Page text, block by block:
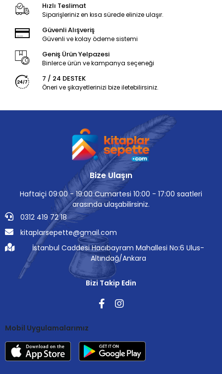
Hızlı Teslimat
Siparişleriniz en kısa sürede elinize ulaşır.
Güvenli Alışveriş
Güvenli ve kolay ödeme sistemi
Geniş Ürün Yelpazesi
Binlerce ürün ve kampanya seçeneği
7 / 24 DESTEK
Öneri ve şikayetlerinizi bize iletebilirsiniz.
Bize Ulaşın
Haftaiçi 09:00 - 19:00 Cumartesi 10:00 - 17:00 saatleri
arasında ulaşabilirsiniz.
0312 419 72 18
kitaplarsepette@gmail.com
İstanbul Caddesi Hacıbayram Mahallesi No:6 Ulus-
Altındağ/Ankara
Bizi Takip Edin
Mobil Uygulamalarımız